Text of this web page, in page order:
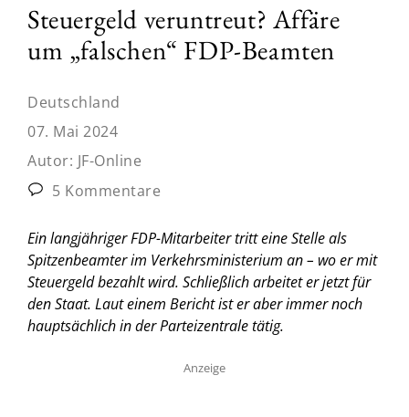
Steuergeld veruntreut? Affäre
um „falschen“ FDP-Beamten
Deutschland
07. Mai 2024
Autor: JF-Online
5 Kommentare
Ein langjähriger FDP-Mitarbeiter tritt eine Stelle als
Spitzenbeamter im Verkehrsministerium an – wo er mit
Steuergeld bezahlt wird. Schließlich arbeitet er jetzt für
den Staat. Laut einem Bericht ist er aber immer noch
hauptsächlich in der Parteizentrale tätig.
Anzeige